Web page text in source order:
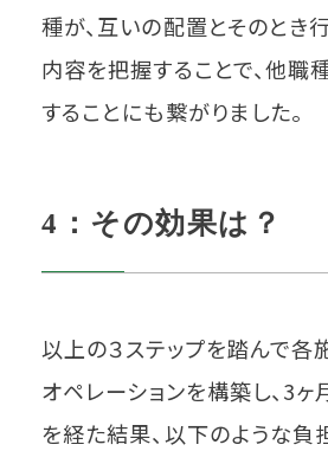
種が、互いの配置とそのとき
内容を把握することで、他職
することにも繋がりました。
4：その効果は？
以上の３ステップを踏んで各
オペレーションを構築し、3
を経た結果、以下のような